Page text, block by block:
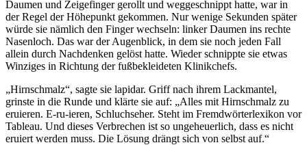
Daumen und Zeigefinger gerollt und weggeschnippt hatte, war in
der Regel der Höhepunkt gekommen. Nur wenige Sekunden später
würde sie nämlich den Finger wechseln: linker Daumen ins rechte
Nasenloch. Das war der Augenblick, in dem sie noch jeden Fall
allein durch Nachdenken gelöst hatte. Wieder schnippte sie etwas
Winziges in Richtung der fußbekleideten Klinikchefs.
„Hirnschmalz“, sagte sie lapidar. Griff nach ihrem Lackmantel,
grinste in die Runde und klärte sie auf: „Alles mit Hirnschmalz zu
eruieren. E-ru-ieren, Schluchseher. Steht im Fremdwörterlexikon vor
Tableau. Und dieses Verbrechen ist so ungeheuerlich, dass es nicht
eruiert werden muss. Die Lösung drängt sich von selbst auf.“